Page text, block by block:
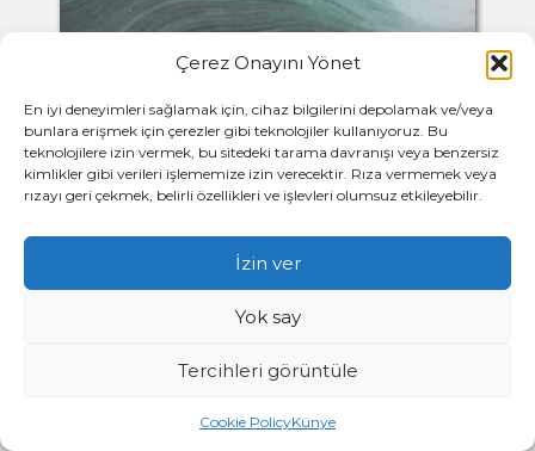
Çerez Onayını Yönet
En iyi deneyimleri sağlamak için, cihaz bilgilerini depolamak ve/veya
bunlara erişmek için çerezler gibi teknolojiler kullanıyoruz. Bu
teknolojilere izin vermek, bu sitedeki tarama davranışı veya benzersiz
kimlikler gibi verileri işlememize izin verecektir. Rıza vermemek veya
rızayı geri çekmek, belirli özellikleri ve işlevleri olumsuz etkileyebilir.
İzin ver
Yok say
Tercihleri görüntüle
Cookie PolicyKünye